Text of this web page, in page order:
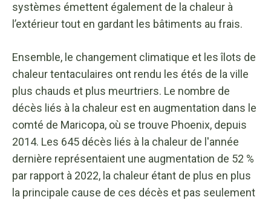
systèmes émettent également de la chaleur à
l’extérieur tout en gardant les bâtiments au frais.
Ensemble, le changement climatique et les îlots de
chaleur tentaculaires ont rendu les étés de la ville
plus chauds et plus meurtriers. Le nombre de
décès liés à la chaleur est en augmentation dans le
comté de Maricopa, où se trouve Phoenix, depuis
2014. Les 645 décès liés à la chaleur de l'année
dernière représentaient une augmentation de 52 %
par rapport à 2022, la chaleur étant de plus en plus
la principale cause de ces décès et pas seulement